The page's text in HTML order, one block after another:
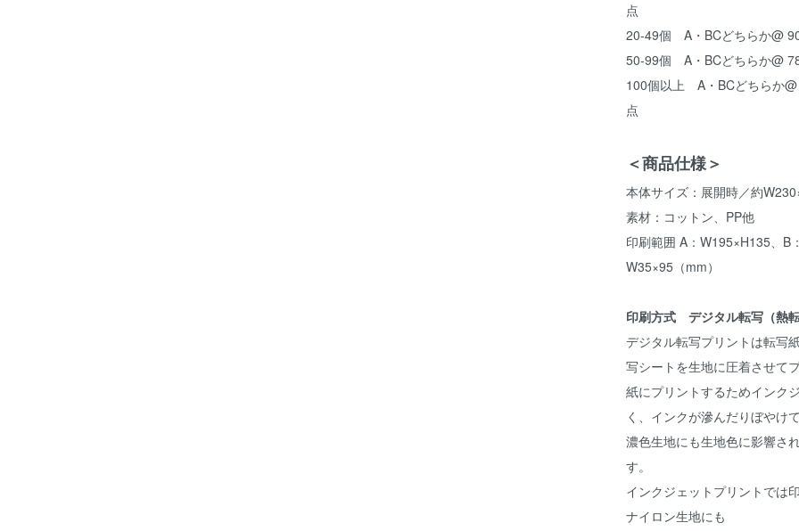
点
20-49個 A・BCどちらか@
50-99個 A・BCどちらか@
100個以上 A・BCどちらか
点
＜商品仕様＞
本体サイズ：展開時／約
素材：コットン、PP他
印刷範囲 A：W195×H135、B
W35×95（mm）
印刷方式 デジタル転写（熱転
デジタル転写プリントは転写
写シートを生地に圧着させて
紙にプリントするためインク
く、インクが滲んだりぼやけ
濃色生地にも生地色に影響さ
す。
インクジェットプリントでは
ナイロン生地にも